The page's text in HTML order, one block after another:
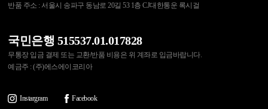
반품 주소 : 서울시 송파구 동남로 20길 53 1층 CJ대한통운 록시걸
국민은행 515537.01.017828
무통장 입금 결제 또는 교환/반품 비용은 위 계좌로 입금바랍니다.
예금주 : (주)에스에이코리아
Instargram Facebook